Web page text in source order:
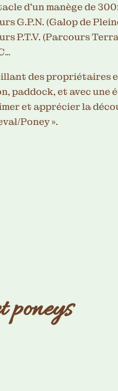
d’un manège de
G.P.N. (Galop de
P.T.V. (Parcours
des propriétaires
paddock, et avec une
et apprécier la
Poney ».